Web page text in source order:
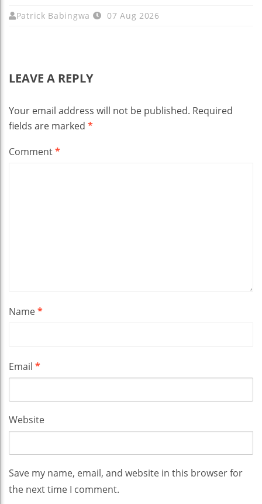
Patrick Babingwa 07 Aug 2026
LEAVE A REPLY
Your email address will not be published. Required
fields are marked *
Comment*
Name*
Email *
Website
Save my name, email, and website in this browser for
the next time I comment.